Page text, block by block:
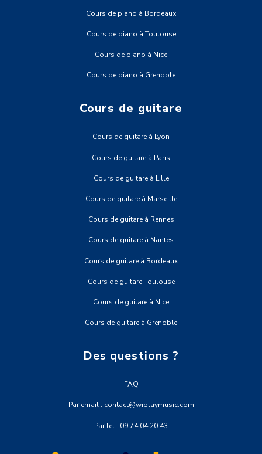
Cours de piano à Bordeaux
Cours de piano à Toulouse
Cours de piano à Nice
Cours de piano à Grenoble
Cours de guitare
Cours de guitare à Lyon
Cours de guitare à Paris
Cours de guitare à Lille
Cours de guitare à Marseille
Cours de guitare à Rennes
Cours de guitare à Nantes
Cours de guitare à Bordeaux
Cours de guitare Toulouse
Cours de guitare à Nice
Cours de guitare à Grenoble
Des questions ?
FAQ
Par email : contact@wiplaymusic.com
Par tel : 09 74 04 20 43